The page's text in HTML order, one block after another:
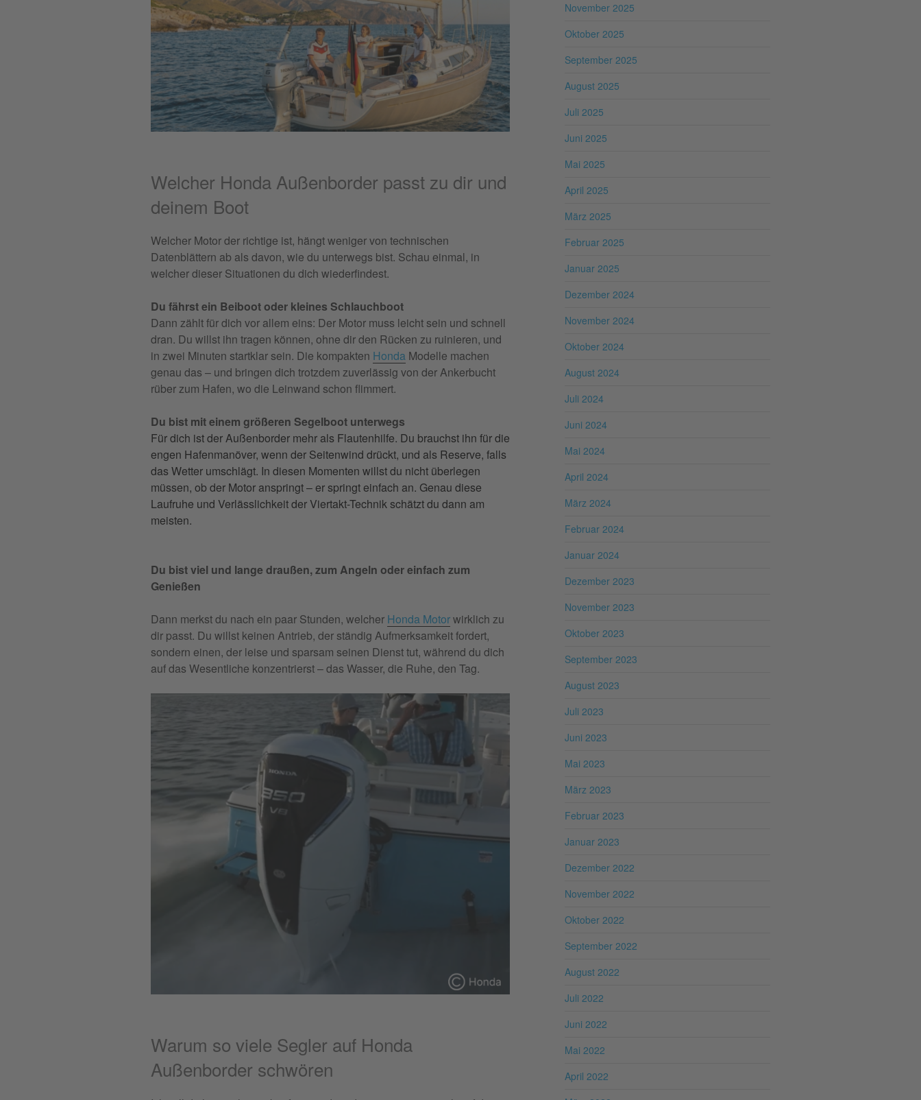
Welcher Honda Außenborder passt zu dir und
deinem Boot
Welcher Motor der richtige ist, hängt weniger von technischen
Datenblättern ab als davon, wie du unterwegs bist. Schau einmal, in
welcher dieser Situationen du dich wiederfindest.
Du fährst ein Beiboot oder kleines Schlauchboot
Dann zählt für dich vor allem eins: Der Motor muss leicht sein und schnell
dran. Du willst ihn tragen können, ohne dir den Rücken zu ruinieren, und
in zwei Minuten startklar sein. Die kompakten Honda Modelle machen
genau das – und bringen dich trotzdem zuverlässig von der Ankerbucht
rüber zum Hafen, wo die Leinwand schon flimmert.
Du bist mit einem größeren Segelboot unterwegs
Für dich ist der Außenborder mehr als Flautenhilfe. Du brauchst ihn für die
engen Hafenmanöver, wenn der Seitenwind drückt, und als Reserve, falls
das Wetter umschlägt. In diesen Momenten willst du nicht überlegen
müssen, ob der Motor anspringt – er springt einfach an. Genau diese
Laufruhe und Verlässlichkeit der Viertakt-Technik schätzt du dann am
meisten.
Du bist viel und lange draußen, zum Angeln oder einfach zum
Genießen
Dann merkst du nach ein paar Stunden, welcher Honda Motorwirklich zu
dir passt. Du willst keinen Antrieb, der ständig Aufmerksamkeit fordert,
sondern einen, der leise und sparsam seinen Dienst tut, während du dich
auf das Wesentliche konzentrierst – das Wasser, die Ruhe, den Tag.
Warum so viele Segler auf Honda
Außenborder schwören
November 2025
Oktober 2025
September 2025
August 2025
Juli 2025
Juni 2025
Mai 2025
April 2025
März 2025
Februar 2025
Januar 2025
Dezember 2024
November 2024
Oktober 2024
August 2024
Juli 2024
Juni 2024
Mai 2024
April 2024
März 2024
Februar 2024
Januar 2024
Dezember 2023
November 2023
Oktober 2023
September 2023
August 2023
Juli 2023
Juni 2023
Mai 2023
März 2023
Februar 2023
Januar 2023
Dezember 2022
November 2022
Oktober 2022
September 2022
August 2022
Juli 2022
Juni 2022
Mai 2022
April 2022